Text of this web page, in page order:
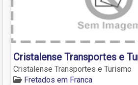
Cristalense Transportes e
Cristalense Transportes e Turismo
Fretados em Franca